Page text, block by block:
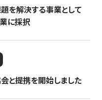
を解決する事業として
に採択
と提携を開始しました